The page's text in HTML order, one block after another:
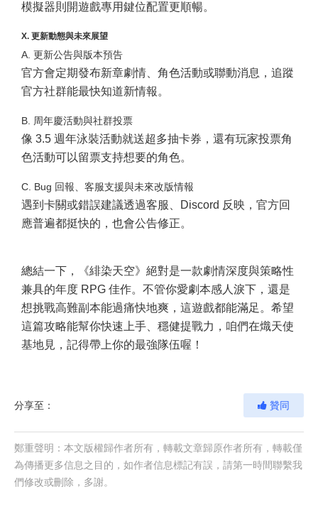
模擬器則開遊戲專用鍵位配置更順暢。
X. 更新動態與未來展望
A. 更新公告與版本預告
官方會定期發布新章劇情、角色活動或聯動消息，追蹤
官方社群能最快知道新情報。
B. 周年慶活動與社群投票
像 3.5 週年泳裝活動就送超多抽卡券，還有玩家投票角
色活動可以留票支持想要的角色。
C. Bug 回報、客服支援與未來改版情報
遇到卡關或錯誤建議透過客服、Discord 反映，官方回
應普遍都挺快的，也會公告修正。
總結一下，《緋染天空》絕對是一款劇情深度與策略性
兼具的年度 RPG 佳作。不管你愛劇本感人淚下，還是
想挑戰高難副本能過痛快地爽，這遊戲都能滿足。希望
這篇攻略能幫你快速上手、穩健提戰力，咱們在熾天使
基地見，記得帶上你的最強隊伍喔！
贊同
分享至：
鄭重聲明：本文版權歸作者所有，轉載文章歸原作者所有，轉載僅
為傳播更多信息之目的，如作者信息標記有誤，請第一時間聯繫我
們修改或刪除，多謝。